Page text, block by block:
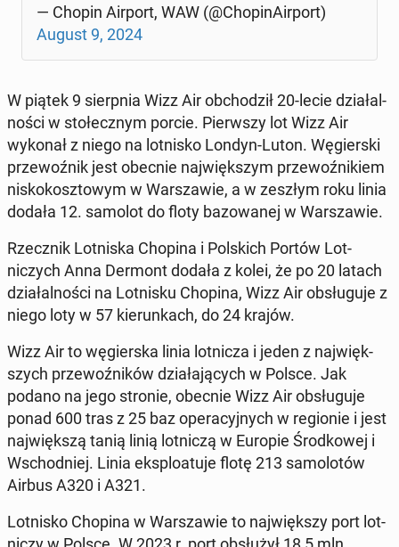
— Chopin Airport, WAW (@ChopinAir­port)
August 9, 2024
W piątek 9 sierp­nia Wizz Air ob­chodz­ił 20-lecie dzi­ałal­
noś­ci w stołecznym porcie. Pier­wszy lot Wizz Air
wykonał z niego na lot­nisko Londyn-Luton. Węgier­s­ki
prze­woźnik jest obecnie na­jwięk­szym prze­woźnikiem
niskokosz­towym w Warsza­w­ie, a w zeszłym roku linia
dodała 12. samolot do floty bazowanej w Warsza­w­ie.
Rzecznik Lot­niska Chopina i Pol­s­kich Portów Lot­
niczych Anna Dermont dodała z kolei, że po 20 latach
dzi­ałal­noś­ci na Lot­nisku Chopina, Wizz Air ob­sługu­je z
niego loty w 57 kierunk­ach, do 24 krajów.
Wizz Air to węgier­s­ka linia lot­nicza i jeden z na­jwięk­
szych prze­woźników dzi­ała­ją­cych w Polsce. Jak
podano na jego stronie, obecnie Wizz Air ob­sługu­je
ponad 600 tras z 25 baz op­er­a­cyjnych w re­gion­ie i jest
na­jwięk­szą tanią linią lot­niczą w Europie Środ­kowej i
Wschod­niej. Linia ek­sploatu­je flotę 213 samolotów
Airbus A320 i A321.
Lot­nisko Chopina w Warsza­w­ie to na­jwięk­szy port lot­